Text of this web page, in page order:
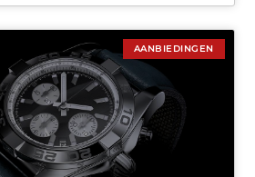
AANBIEDINGEN